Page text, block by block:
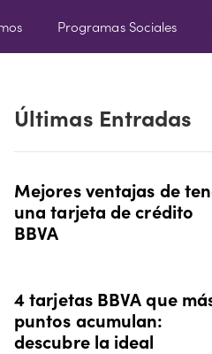
Programas Sociales
Últimas Entradas
Mejores ventajas de
una tarjeta de crédito
BBVA
4 tarjetas BBVA que
puntos acumulan:
descubre la ideal